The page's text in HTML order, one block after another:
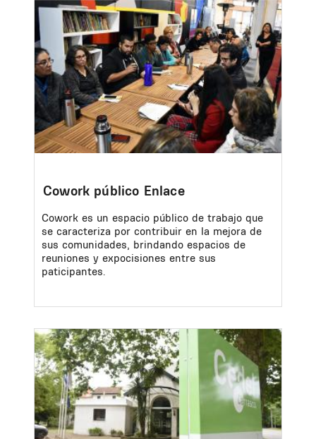
Image
Cowork público Enlace
Cowork es un espacio público de trabajo que
se caracteriza por contribuir en la mejora de
sus comunidades, brindando espacios de
reuniones y expocisiones entre sus
paticipantes.
Image